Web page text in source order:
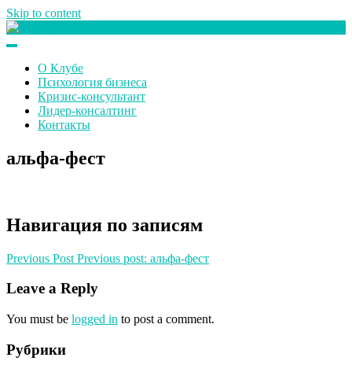
Skip to content
О Клубе
Психология бизнеса
Кризис-консультант
Лидер-консалтинг
Контакты
альфа-фест
Навигация по записям
Previous Post Previous post: альфа-фест
Leave a Reply
You must be logged in to post a comment.
Рубрики